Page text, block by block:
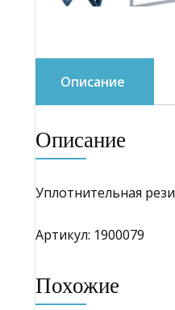
Описание
Описание
Уплотнительная
Артикул: 1900079
Похожие